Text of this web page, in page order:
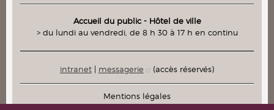
Accueil du public - Hôtel de ville
> du lundi au vendredi, de 8 h 30 à 17 h en continu
intranet| messagerie (accès réservés)
Mentions légales